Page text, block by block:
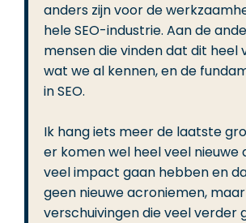
anders zijn voor de
hele SEO-industrie. Aan de
mensen die vinden dat dit heel
wat we al kennen, en de
in SEO.
Ik hang iets meer de laatste
er komen wel heel veel nieuwe
veel impact gaan hebben en
geen nieuwe acroniemen, maar
verschuivingen die veel verder